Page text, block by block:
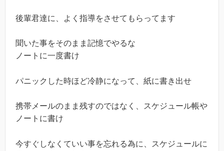
後輩君達に、よく指導をさせてもらってます
聞いた事をそのまま記憶でやるな
ノートに一度書け
パニックした時ほど冷静になって、紙に書き出せ
携帯メールのまま残すのではなく、スケジュール帳や
ノートに書け
今すぐしなくていい事を忘れる為に、スケジュールに